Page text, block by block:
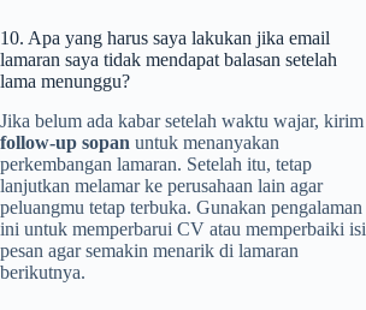
10. Apa yang harus saya lakukan jika email
lamaran saya tidak mendapat balasan setelah
lama menunggu?
Jika belum ada kabar setelah waktu wajar, kirim
follow-up sopan untuk menanyakan
perkembangan lamaran. Setelah itu, tetap
lanjutkan melamar ke perusahaan lain agar
peluangmu tetap terbuka. Gunakan pengalaman
ini untuk memperbarui CV atau memperbaiki isi
pesan agar semakin menarik di lamaran
berikutnya.